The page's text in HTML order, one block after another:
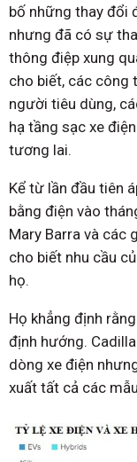
bố những thay đổi
nhưng đã có sự
thông điệp xung
cho biết, các công
người tiêu dùng,
hạ tầng sạc xe
tương lai.
Kể từ lần đầu tiên
bằng điện vào
Mary Barra và các
cho biết nhu cầu
họ.
Họ khẳng định
định hướng.
dòng xe điện
xuất tất cả các